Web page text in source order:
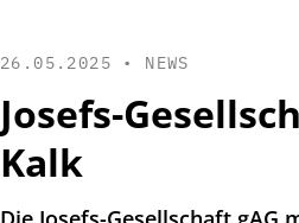
26.05.2025 • NEWS
Josefs-
Kalk